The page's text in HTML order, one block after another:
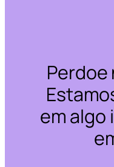
Perdoe
em algo